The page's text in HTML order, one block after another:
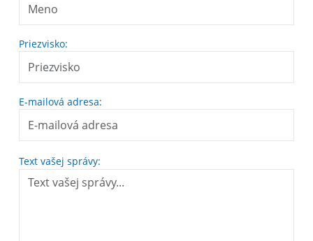
Priezvisko:
E-mailová adresa:
Text vašej správy: